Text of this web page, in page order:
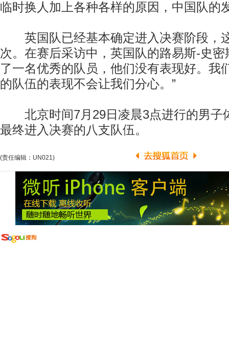
临时换人加上各种各样的原因，中国队的
英国队已经基本确定进入决赛阶段，
次。在赛后采访中，英国队的路易斯-史密
了一名优秀的队员，他们没有表现好。我
的队伍的表现不会让我们分心。”
北京时间7月29日凌晨3点进行的男子
最终进入决赛的八支队伍。
(责任编辑：UN021)